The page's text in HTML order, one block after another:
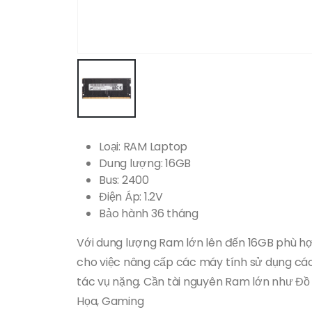
Loại: RAM Laptop
Dung lượng: 16GB
Bus: 2400
Điện Áp: 1.2V
Bảo hành 36 tháng
Với dung lượng Ram lớn lên đến 16GB phù
cho việc nâng cấp các máy tính sử dụng
tác vụ nặng. Cần tài nguyên Ram lớn như Đồ
Họa, Gaming